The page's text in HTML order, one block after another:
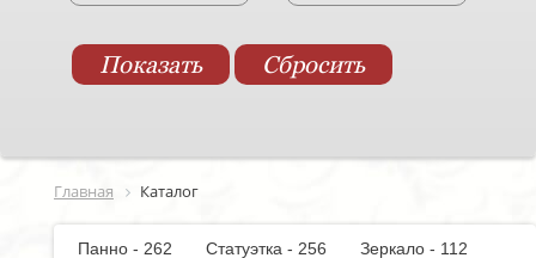
Главная Каталог
Панно - 262 Статуэтка - 256
Зеркало - 112